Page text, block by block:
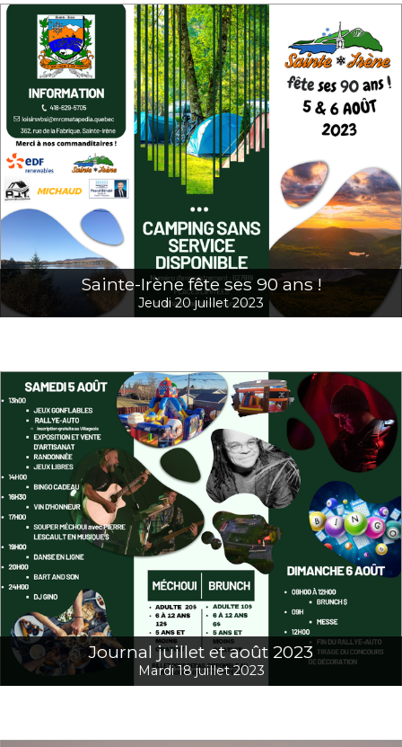
Sainte-Irène fête ses 90 ans !
Jeudi 20 juillet 2023
Journal juillet et août 2023
Mardi 18 juillet 2023